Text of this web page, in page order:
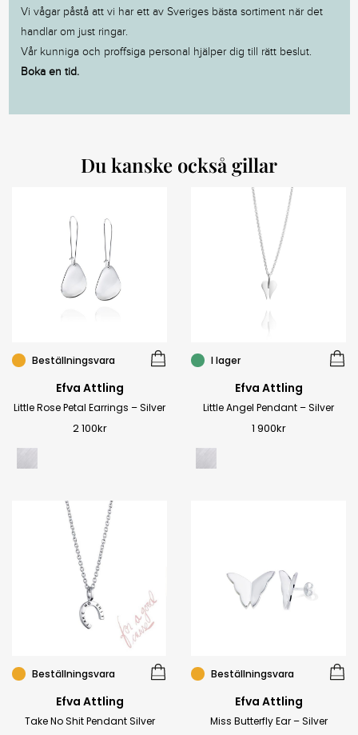
Vi vågar påstå att vi har ett av Sveriges bästa sortiment när det
handlar om just ringar.
Vår kunniga och proffsiga personal hjälper dig till rätt beslut.
Boka en tid.
Du kanske också gillar
Beställningsvara
Efva Attling
Little Rose Petal Earrings – Silver
2 100kr
I lager
Efva Attling
Little Angel Pendant – Silver
1 900kr
Beställningsvara
Efva Attling
Take No Shit Pendant Silver
Beställningsvara
Efva Attling
Miss Butterfly Ear – Silver